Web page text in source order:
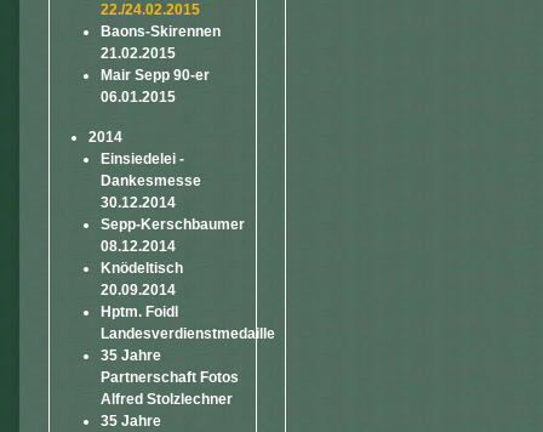
22./24.02.2015
Baons-Skirennen
21.02.2015
Mair Sepp 90-er
06.01.2015
2014
Einsiedelei -
Dankesmesse
30.12.2014
Sepp-Kerschbaumer
08.12.2014
Knödeltisch
20.09.2014
Hptm. Foidl
Landesverdienstmedaille
35 Jahre
Partnerschaft Fotos
Alfred Stolzlechner
35 Jahre